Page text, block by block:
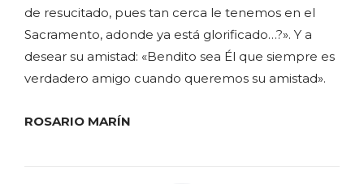
de resucitado, pues tan cerca le tenemos en el
Sacramento, adonde ya está glorificado…?». Y a
desear su amistad: «Bendito sea Él que siempre es
verdadero amigo cuando queremos su amistad».
ROSARIO MARÍN